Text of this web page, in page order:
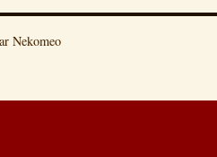
Nekomeo